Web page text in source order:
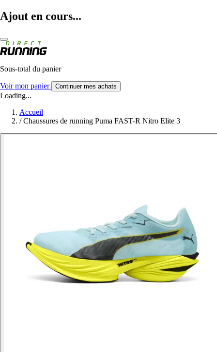
Ajout en cours...
Sous-total du panier
Voir mon panier Continuer mes achats
Loading...
Accueil
/ Chaussures de running Puma FAST-R Nitro Elite 3